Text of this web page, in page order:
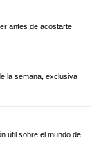
antes de acostarte
la semana, exclusiva
útil sobre el mundo de